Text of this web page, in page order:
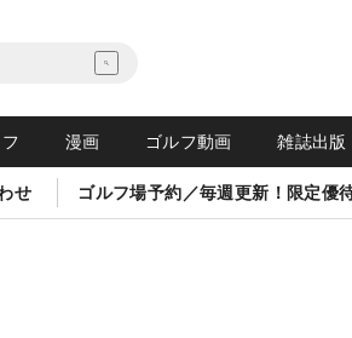
漫画 ゴルフ動画 雑誌出版
せ ゴルフ場予約／毎週更新！限定優